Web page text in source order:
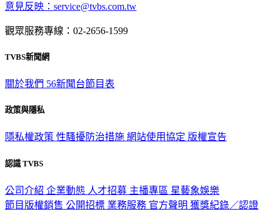
意見反映：service@tvbs.com.tw
觀眾服務專線：02-2656-1599
TVBS新聞網
關於我們 56新聞台節目表
政策與隱私
隱私權政策 性騷擾防治措施 網站使用協定 版權宣告
認識 TVBS
公司介紹 企業動態 人才招募 主播專區 星藝象娛樂
節目版權銷售 公開招標 業務服務 官方聲明 獲獎紀錄／認證